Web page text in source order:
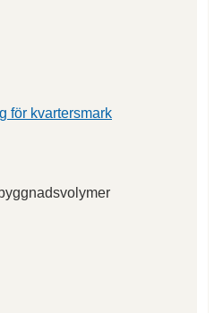
för kvartersmark